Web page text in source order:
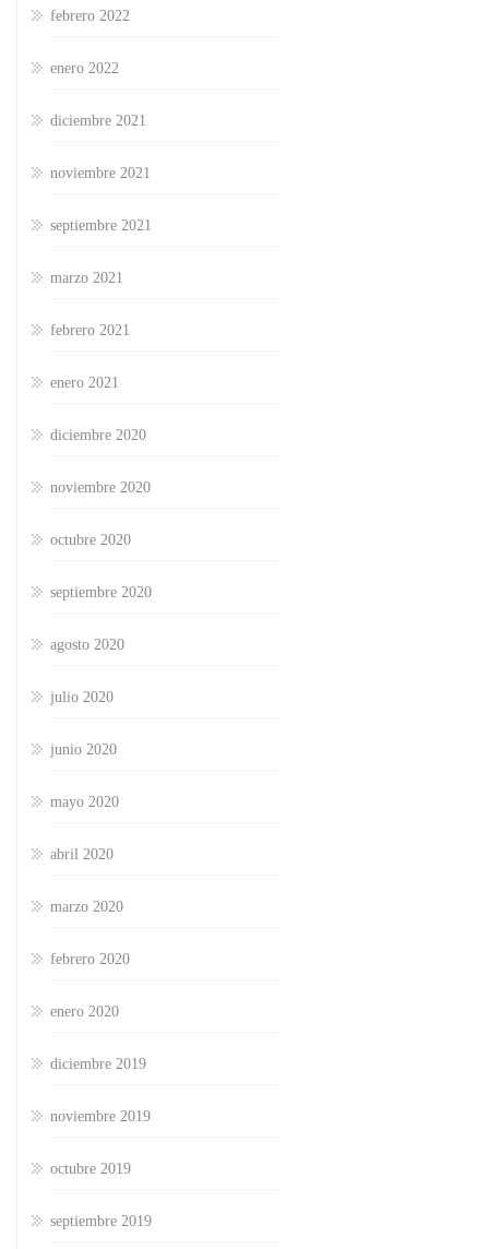
febrero 2022
enero 2022
diciembre 2021
noviembre 2021
septiembre 2021
marzo 2021
febrero 2021
enero 2021
diciembre 2020
noviembre 2020
octubre 2020
septiembre 2020
agosto 2020
julio 2020
junio 2020
mayo 2020
abril 2020
marzo 2020
febrero 2020
enero 2020
diciembre 2019
noviembre 2019
octubre 2019
septiembre 2019